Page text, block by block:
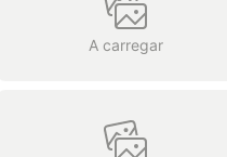
A carregar